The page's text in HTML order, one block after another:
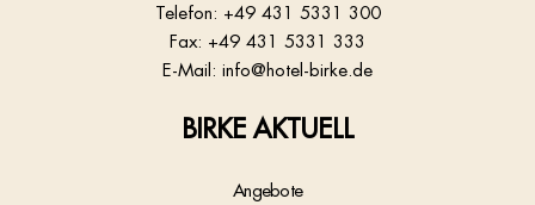
Telefon: +49 431 5331 300
Fax: +49 431 5331 333
E-Mail: info@hotel-birke.de
BIRKE AKTUELL
Angebote